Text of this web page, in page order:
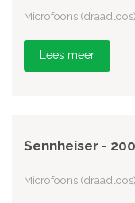
Microfoons
Lees meer
Sennheiser -
Microfoons (draadloos)